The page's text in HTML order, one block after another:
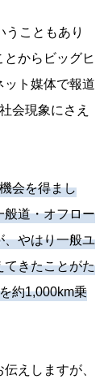
うこともあり
からビッグヒ
ット媒体で報道
会現象にさえ
会を得まし
般道・オフロー
、やはり一般ユ
てきたことがた
約1,000km乗
えしますが、